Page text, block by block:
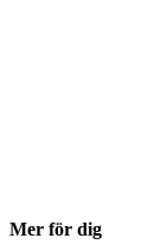
Mer för dig